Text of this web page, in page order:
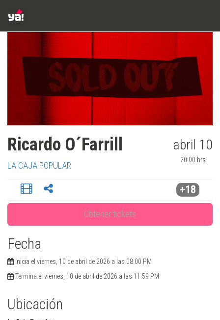
Ricardo O´Farrill
LA CAJA POPULAR
abril 10
20:00 hrs
+18
Obtener tickets
Fecha
Inicia el viernes, 10 de abril de 2026 a las 08:00 PM
Termina el viernes, 10 de abril de 2026 a las 11:59 PM
Ubicación